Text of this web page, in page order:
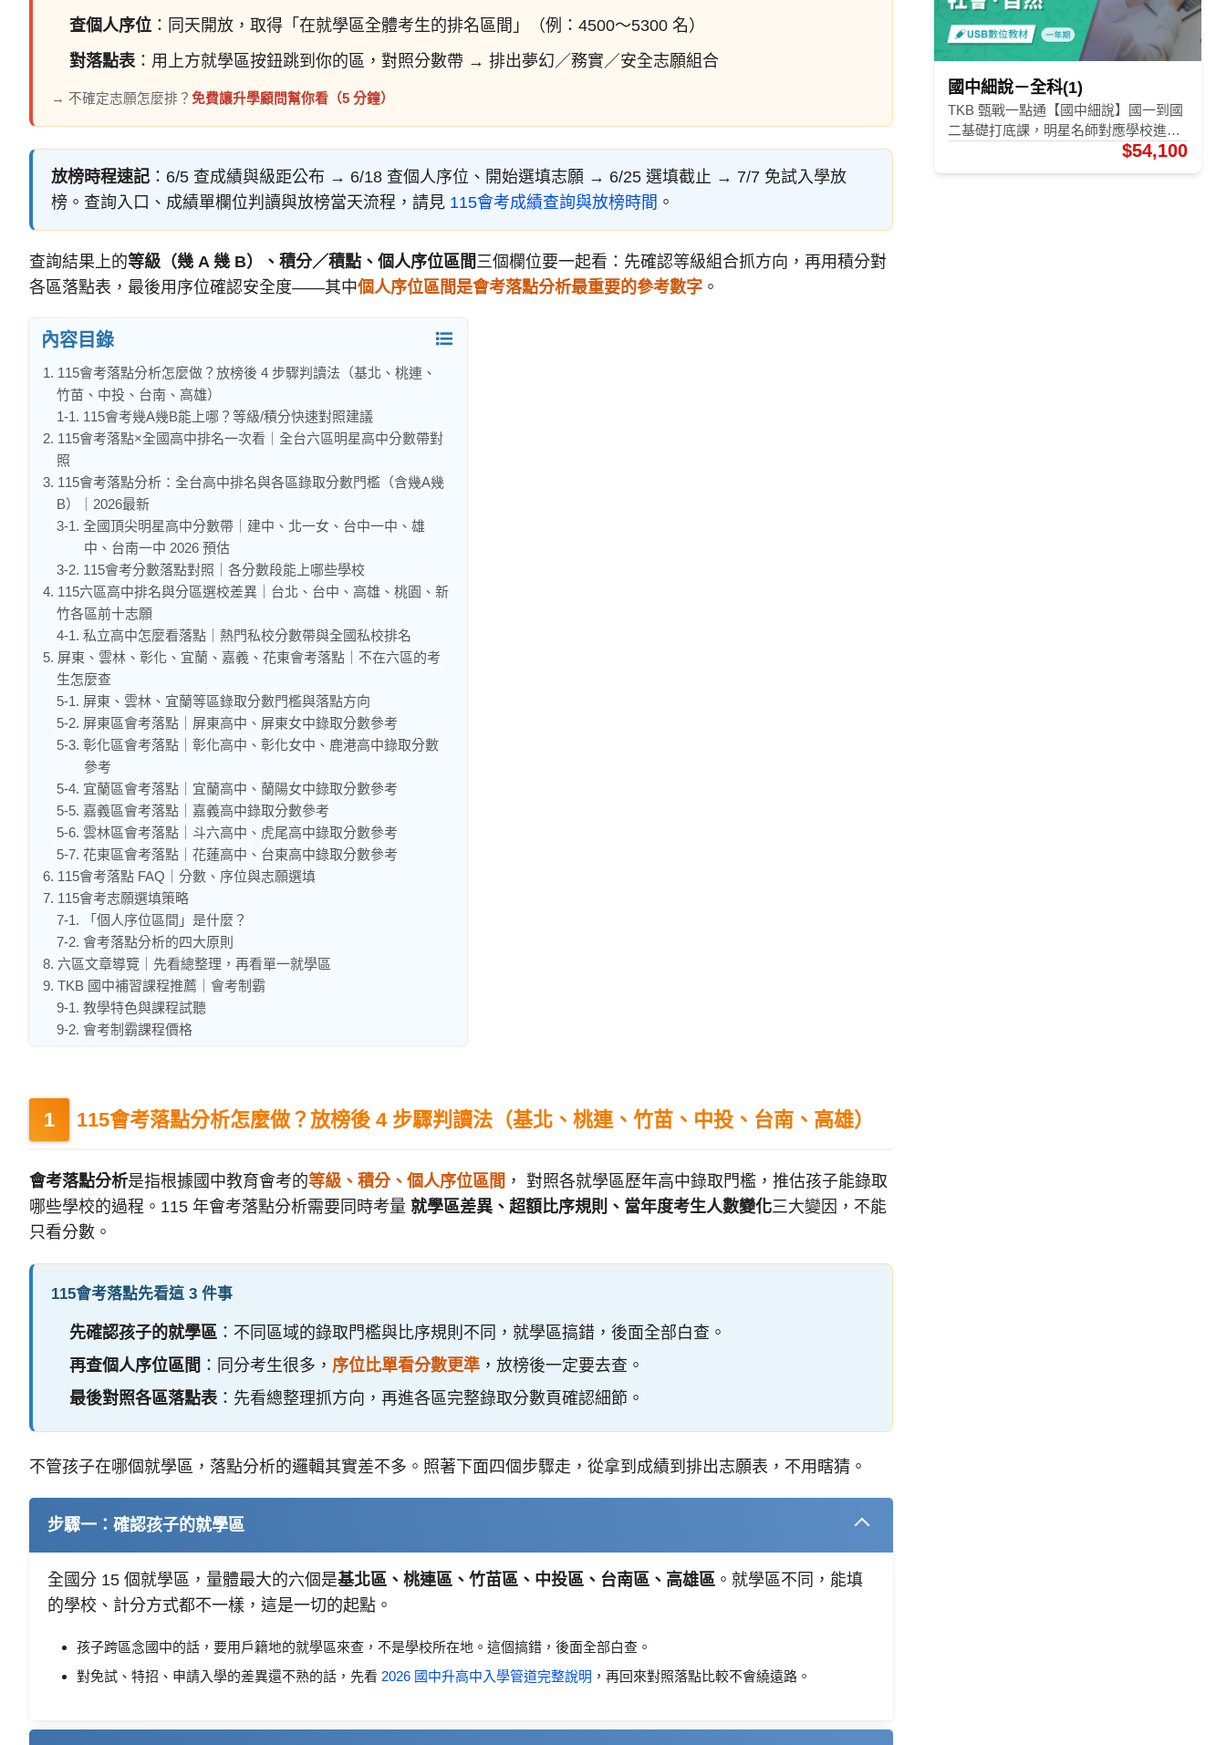
查個人序位 ：同天開放，取得「在就學區全體考生的排名區間」（例：4500～5300 名）
對落點表：用上方就學區按鈕跳到你的區，對照分數帶 → 排出夢幻／務實／安全志願組合
→ 不確定志願怎麼排？ 免費讓升學顧問幫你看（5 分鐘）
放榜時程速記 ：6/5 查成績與級距公布 → 6/18 查個人序位、開始選填志願 → 6/25 選填截止 → 7/7 免試入學放
榜。查詢入口、成績單欄位判讀與放榜當天流程，請見 115會考成績查詢與放榜時間 。
查詢結果上的等級（幾 A 幾 B）、積分／積點、個人序位區間三個欄位要一起看：先確認等級組合抓方向，再用積分對
各區落點表，最後用序位確認安全度——其中個人序位區間是會考落點分析最重要的參考數字 。
內容目錄
1. 115會考落點分析怎麼做？放榜後 4 步驟判讀法（基北、桃連、
竹苗、中投、台南、高雄）
1-1. 115會考幾A幾B能上哪？等級/積分快速對照建議
2. 115會考落點×全國高中排名一次看｜全台六區明星高中分數帶對
照
3. 115會考落點分析：全台高中排名與各區錄取分數門檻（含幾A幾
B）｜2026最新
3-1. 全國頂尖明星高中分數帶｜建中、北一女、台中一中、雄
中、台南一中 2026 預估
3-2. 115會考分數落點對照｜各分數段能上哪些學校
4. 115六區高中排名與分區選校差異｜台北、台中、高雄、桃園、新
竹各區前十志願
4-1. 私立高中怎麼看落點｜熱門私校分數帶與全國私校排名
5. 屏東、雲林、彰化、宜蘭、嘉義、花東會考落點｜不在六區的考
生怎麼查
5-1. 屏東、雲林、宜蘭等區錄取分數門檻與落點方向
5-2. 屏東區會考落點｜屏東高中、屏東女中錄取分數參考
5-3. 彰化區會考落點｜彰化高中、彰化女中、鹿港高中錄取分數
參考
5-4. 宜蘭區會考落點｜宜蘭高中、蘭陽女中錄取分數參考
5-5. 嘉義區會考落點｜嘉義高中錄取分數參考
5-6. 雲林區會考落點｜斗六高中、虎尾高中錄取分數參考
5-7. 花東區會考落點｜花蓮高中、台東高中錄取分數參考
6. 115會考落點 FAQ｜分數、序位與志願選填
7. 115會考志願選填策略
7-1. 「個人序位區間」是什麼？
7-2. 會考落點分析的四大原則
8. 六區文章導覽｜先看總整理，再看單一就學區
9. TKB 國中補習課程推薦｜會考制霸
9-1. 教學特色與課程試聽
9-2. 會考制霸課程價格
115會考落點分析怎麼做？放榜後 4 步驟判讀法（基北、桃連、竹苗、中投、台南、高雄）
會考落點分析是指根據國中教育會考的等級、積分、個人序位區間 ， 對照各就學區歷年高中錄取門檻，推估孩子能錄取
哪些學校的過程。115 年會考落點分析需要同時考量 就學區差異、超額比序規則、當年度考生人數變化三大變因，不能
只看分數。
115會考落點先看這 3 件事
先確認孩子的就學區 ：不同區域的錄取門檻與比序規則不同，就學區搞錯，後面全部白查。
再查個人序位區間 ：同分考生很多， 序位比單看分數更準 ，放榜後一定要去查。
最後對照各區落點表：先看總整理抓方向，再進各區完整錄取分數頁確認細節。
不管孩子在哪個就學區，落點分析的邏輯其實差不多。照著下面四個步驟走，從拿到成績到排出志願表，不用瞎猜。
步驟一：確認孩子的就學區
全國分 15 個就學區，量體最大的六個是基北區、桃連區、竹苗區、中投區、台南區、高雄區 。就學區不同，能填
的學校、計分方式都不一樣，這是一切的起點。
孩子跨區念國中的話，要用戶籍地的就學區來查，不是學校所在地。這個搞錯，後面全部白查。
對免試、特招、申請入學的差異還不熟的話，先看 2026 國中升高中入學管道完整說明 ，再回來對照落點比較不會繞遠路。
國中細說－全科(1)
TKB 甄戰一點通【國中細說】國一到國
二基礎打底課，明星名師對應學校進
度，五科逐章補觀念、穩段考，不限次
數觀看，立即免費試聽。
$54,100